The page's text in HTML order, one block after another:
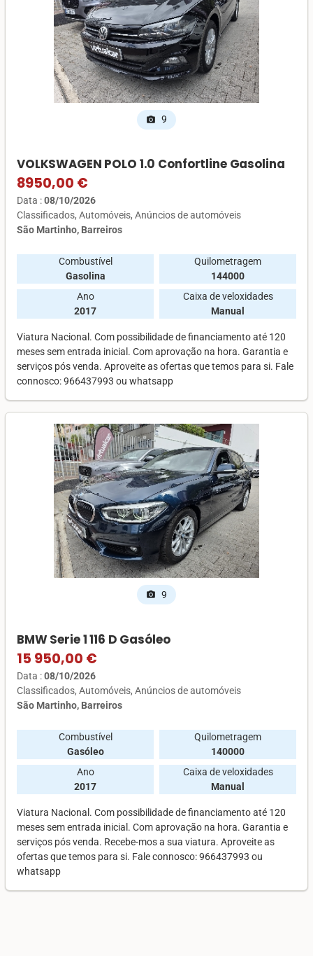
photo_camera 9
VOLKSWAGEN POLO 1.0 Confortline Gasolina
8950,00 €
Data :08/10/2026
Classificados Automóveis Anúncios de automóveis
São Martinho, Barreiros
Combustível
Gasolina
Quilometragem
144000
Ano
2017
Caixa de veloxidades
Manual
Viatura Nacional. Com possibilidade de financiamento até 120
meses sem entrada inicial. Com aprovação na hora. Garantia e
serviços pós venda. Aproveite as ofertas que temos para si. Fale
connosco: 966437993 ou whatsapp
photo_camera 9
BMW Serie 1 116 D Gasóleo
15 950,00 €
Data :08/10/2026
Classificados Automóveis Anúncios de automóveis
São Martinho, Barreiros
Combustível
Gasóleo
Quilometragem
140000
Ano
2017
Caixa de veloxidades
Manual
Viatura Nacional. Com possibilidade de financiamento até 120
meses sem entrada inicial. Com aprovação na hora. Garantia e
serviços pós venda. Recebe-mos a sua viatura. Aproveite as
ofertas que temos para si. Fale connosco: 966437993 ou
whatsapp